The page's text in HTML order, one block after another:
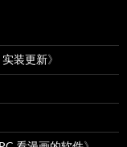
实装更新》